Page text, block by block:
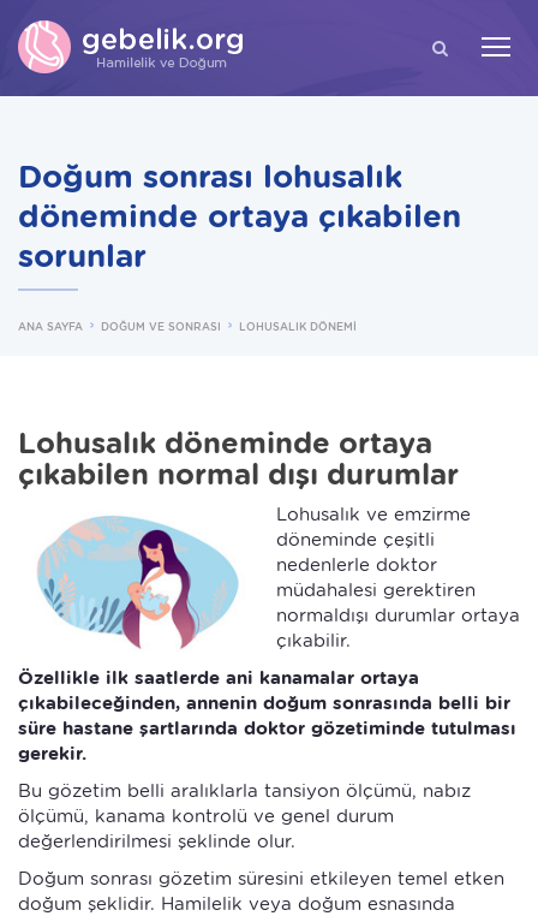
ARA
Doğum sonrası lohusalık
döneminde ortaya çıkabilen
sorunlar
ANA SAYFA DOĞUM VE SONRASI LOHUSALIK DÖNEMİ
Lohusalık döneminde ortaya
çıkabilen normal dışı durumlar
Lohusalık ve emzirme
döneminde çeşitli
nedenlerle doktor
müdahalesi gerektiren
normaldışı durumlar ortaya
çıkabilir.
Özellikle ilk saatlerde ani kanamalar ortaya
çıkabileceğinden, annenin doğum sonrasında belli bir
süre hastane şartlarında doktor gözetiminde tutulması
gerekir.
Bu gözetim belli aralıklarla tansiyon ölçümü, nabız
ölçümü, kanama kontrolü ve genel durum
değerlendirilmesi şeklinde olur.
Doğum sonrası gözetim süresini etkileyen temel etken
doğum şeklidir. Hamilelik veya doğum esnasında